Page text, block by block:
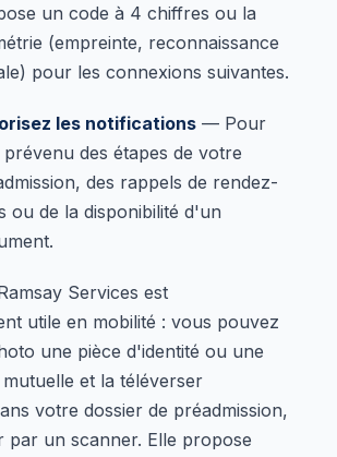
un code à 4 chiffres ou la
(empreinte, reconnaissance
pour les connexions suivantes.
les notifications — Pour
des étapes de votre
des rappels de rendez-
ou de la disponibilité d'un
Services est
utile en mobilité : vous pouvez
une pièce d'identité ou une
et la téléverser
votre dossier de préadmission,
par un scanner. Elle propose